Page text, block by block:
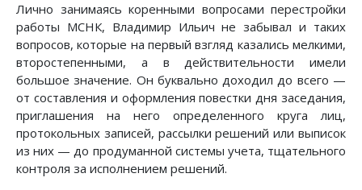
Лично занимаясь коренными вопросами перестройки
работы МСНК, Владимир Ильич не забывал и таких
вопросов, которые на первый взгляд казались мелкими,
второстепенными, а в действительности имели
большое значение. Он буквально доходил до всего —
от составления и оформления повестки дня заседания,
приглашения на него определенного круга лиц,
протокольных записей, рассылки решений или выписок
из них — до продуманной системы учета, тщательного
контроля за исполнением решений.